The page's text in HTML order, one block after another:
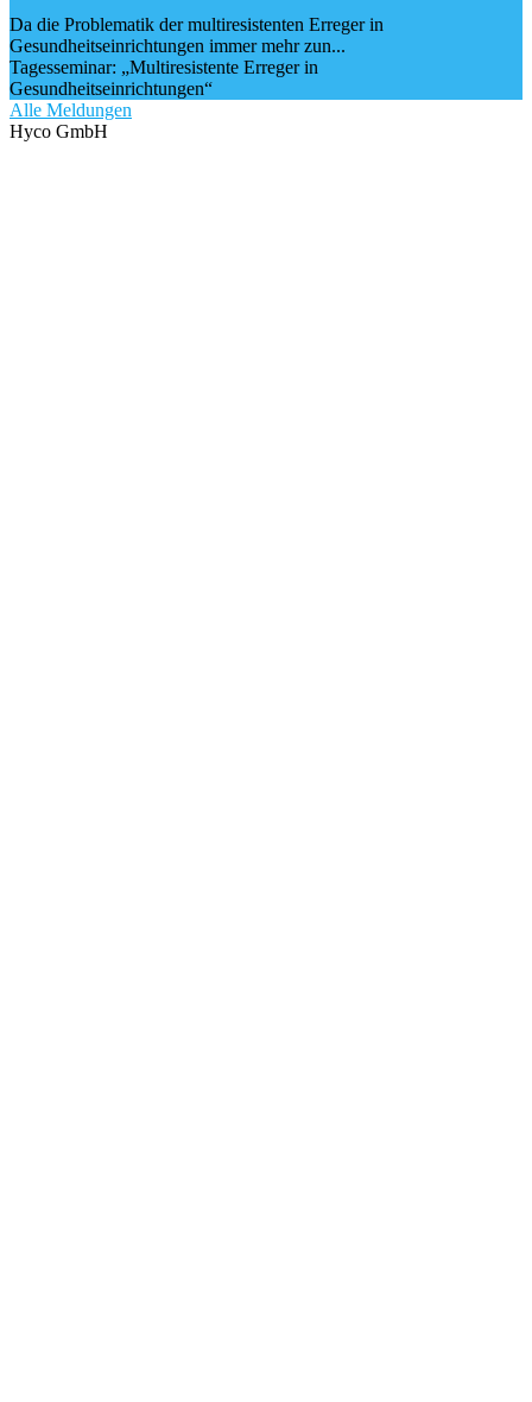
Da die Problematik der multiresistenten Erreger in
Gesundheitseinrichtungen immer mehr zun...
Tagesseminar: „Multiresistente Erreger in
Gesundheitseinrichtungen“
Alle Meldungen
Hyco GmbH